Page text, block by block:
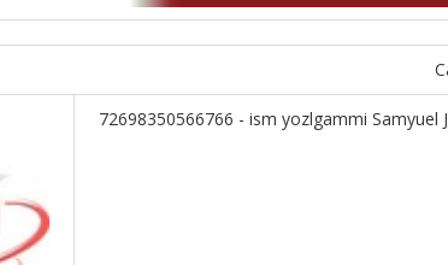
72698350566766 - ism yozlgammi Samyuel